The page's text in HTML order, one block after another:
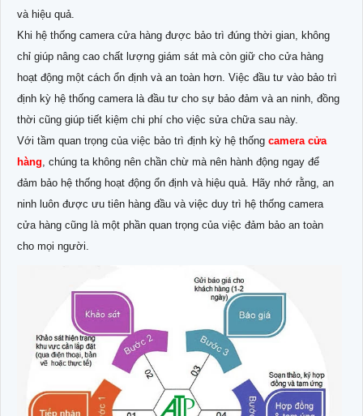
và hiệu quả.
Khi hệ thống camera cửa hàng được bảo trì đúng thời gian, không
chỉ giúp nâng cao chất lượng giám sát mà còn giữ cho cửa hàng
hoạt động một cách ổn định và an toàn hơn. Việc đầu tư vào bảo trì
định kỳ hệ thống camera là đầu tư cho sự bảo đảm và an ninh, đồng
thời cũng giúp tiết kiệm chi phí cho việc sửa chữa sau này.
Với tầm quan trọng của việc bảo trì định kỳ hệ thống camera cửa
hàng , chúng ta không nên chần chừ mà nên hành động ngay để
đảm bảo hệ thống hoạt động ổn định và hiệu quả. Hãy nhớ rằng, an
ninh luôn được ưu tiên hàng đầu và việc duy trì hệ thống camera
cửa hàng cũng là một phần quan trọng của việc đảm bảo an toàn
cho mọi người.